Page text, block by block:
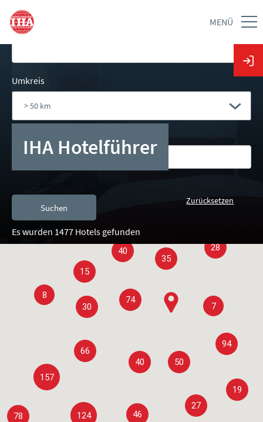
MENÜ
IHA Hotelführer
Stadt
Umkreis
Hotelname
Es wurden 1477 Hotels gefunden
40
28
35
10
157
30
27
78
46
7
94
66
40
50
8
124
74
15
19